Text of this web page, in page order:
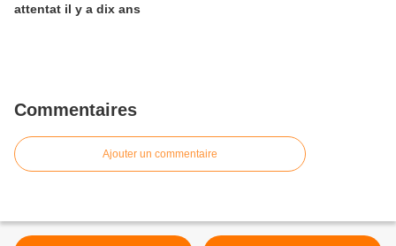
attentat il y a dix ans
Commentaires
Ajouter un commentaire